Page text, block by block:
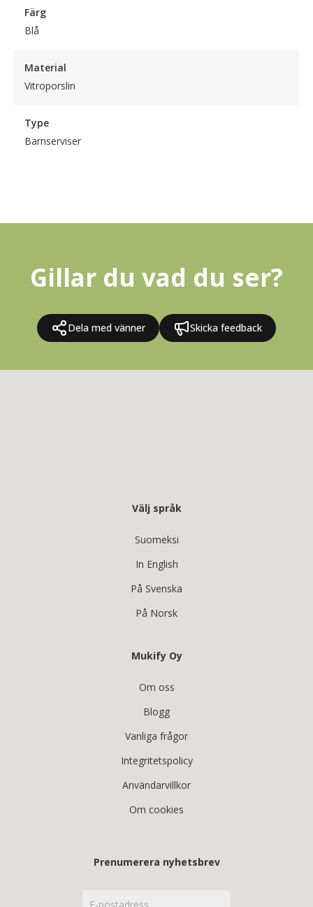
Färg
Blå
Material
Vitroporslin
Type
Barnserviser
Gillar du vad du ser?
Dela med vänner Skicka feedback
Välj språk
Suomeksi
In English
På Svenska
På Norsk
Mukify Oy
Om oss
Blogg
Vanliga frågor
Integritetspolicy
Användarvillkor
Om cookies
Prenumerera nyhetsbrev